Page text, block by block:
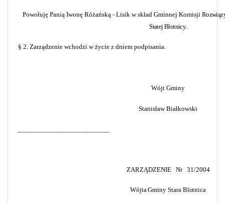
Powołuję Panią Iwonę Różańską - Lisik w skład Gminnej Komisji
Starej Błotnicy.
§ 2. Zarządzenie wchodzi w życie z dniem podpisania.
Wójt Gminy
Stanisław Białkowski
ZARZĄDZENIE Nr 31/2004
Wójta Gminy Stara Blotnica